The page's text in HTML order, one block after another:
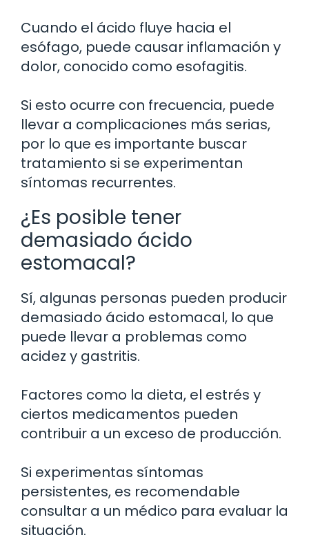
Cuando el ácido fluye hacia el
esófago, puede causar inflamación y
dolor, conocido como esofagitis.
Si esto ocurre con frecuencia, puede
llevar a complicaciones más serias,
por lo que es importante buscar
tratamiento si se experimentan
síntomas recurrentes.
¿Es posible tener
demasiado ácido
estomacal?
Sí, algunas personas pueden producir
demasiado ácido estomacal, lo que
puede llevar a problemas como
acidez y gastritis.
Factores como la dieta, el estrés y
ciertos medicamentos pueden
contribuir a un exceso de producción.
Si experimentas síntomas
persistentes, es recomendable
consultar a un médico para evaluar la
situación.